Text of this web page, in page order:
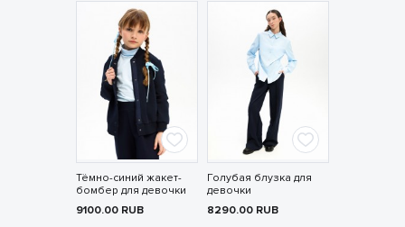
Тёмно-синий жакет-
бомбер для девочки
9100.00 RUB
Голубая блузка для
девочки
8290.00 RUB